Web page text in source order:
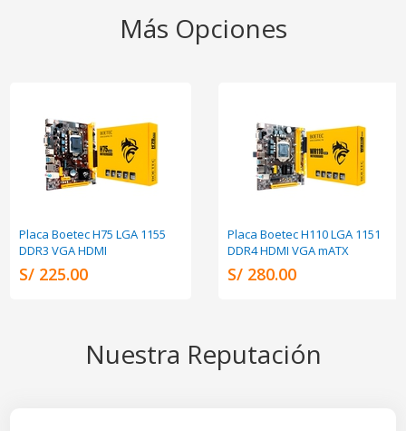
Más Opciones
Placa Boetec H75 LGA 1155
DDR3 VGA HDMI
S/ 225.00
Placa Boetec H110 LGA 1151
DDR4 HDMI VGA mATX
S/ 280.00
Nuestra Reputación